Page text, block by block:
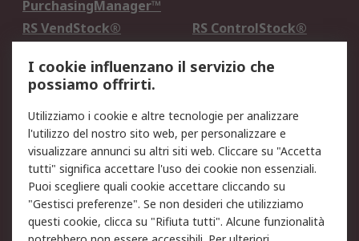
PurchasingManager™
RS VendStock®
RS ControlStock®
Legale
Informativa Cookie
Informativa Privacy -
Aggiornata
Email Security
Termini d'uso
Condizioni di vendita
Condizioni generali di
servizio
Etica e responsabilità
I cookie influenzano il servizio che
possiamo offrirti.
Utilizziamo i cookie e altre tecnologie per analizzare
l'utilizzo del nostro sito web, per personalizzare e
visualizzare annunci su altri siti web. Cliccare su "Accetta
tutti" significa accettare l'uso dei cookie non essenziali.
Puoi scegliere quali cookie accettare cliccando su
"Gestisci preferenze". Se non desideri che utilizziamo
questi cookie, clicca su "Rifiuta tutti". Alcune funzionalità